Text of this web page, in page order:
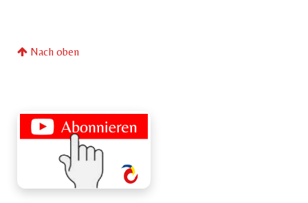
Nach oben